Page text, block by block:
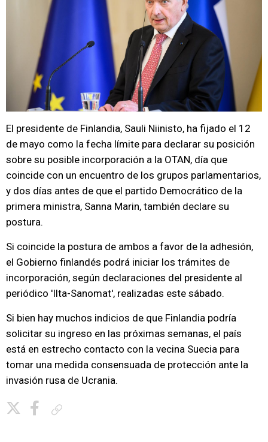
El presidente de Finlandia, Sauli Niinisto, ha fijado el 12
de mayo como la fecha límite para declarar su posición
sobre su posible incorporación a la OTAN, día que
coincide con un encuentro de los grupos parlamentarios,
y dos días antes de que el partido Democrático de la
primera ministra, Sanna Marin, también declare su
postura.
Si coincide la postura de ambos a favor de la adhesión,
el Gobierno finlandés podrá iniciar los trámites de
incorporación, según declaraciones del presidente al
periódico 'Ilta-Sanomat', realizadas este sábado.
Si bien hay muchos indicios de que Finlandia podría
solicitar su ingreso en las próximas semanas, el país
está en estrecho contacto con la vecina Suecia para
tomar una medida consensuada de protección ante la
invasión rusa de Ucrania.